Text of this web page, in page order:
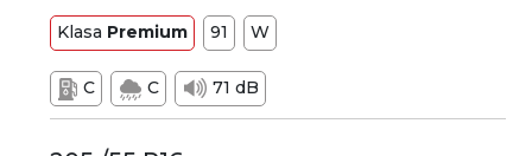
Klasa Premium 91 W
C C 71 dB